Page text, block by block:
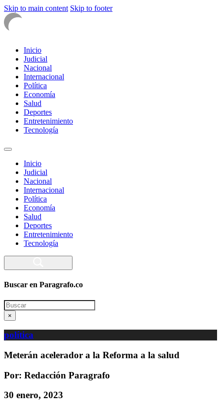
Skip to main content Skip to footer
Inicio
Judicial
Nacional
Internacional
Política
Economía
Salud
Deportes
Entretenimiento
Tecnología
Inicio
Judicial
Nacional
Internacional
Política
Economía
Salud
Deportes
Entretenimiento
Tecnología
Buscar en Paragrafo.co
Search
×
política
Meterán acelerador a la Reforma a la salud
Por: Redacción Paragrafo
30 enero, 2023